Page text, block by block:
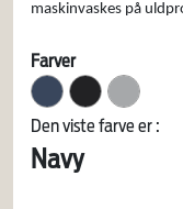
maskinvaskes på
Farver
Den viste farve er :
Navy